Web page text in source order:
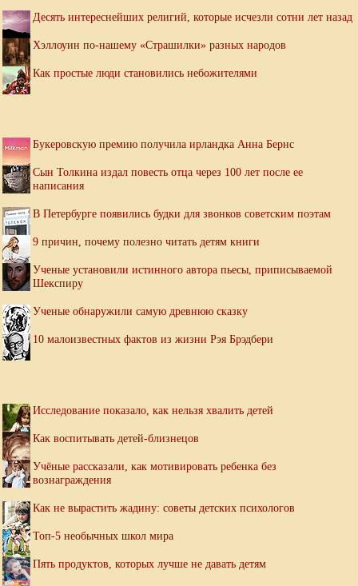
Десять интереснейших религий, которые исчезли сотни лет назад
Хэллоуин по-нашему «Страшилки» разных народов
Как простые люди становились небожителями
Букеровскую премию получила ирландка Анна Бернс
Сын Толкина издал повесть отца через 100 лет после ее
написания
В Петербурге появились будки для звонков советским поэтам
9 причин, почему полезно читать детям книги
Ученые установили истинного автора пьесы, приписываемой
Шекспиру
Ученые обнаружили самую древнюю сказку
10 малоизвестных фактов из жизни Рэя Брэдбери
Исследование показало, как нельзя хвалить детей
Как воспитывать детей-близнецов
Учёные рассказали, как мотивировать ребенка без
вознаграждения
Как не вырастить жадину: советы детских психологов
Топ-5 необычных школ мира
Пять продуктов, которых лучше не давать детям